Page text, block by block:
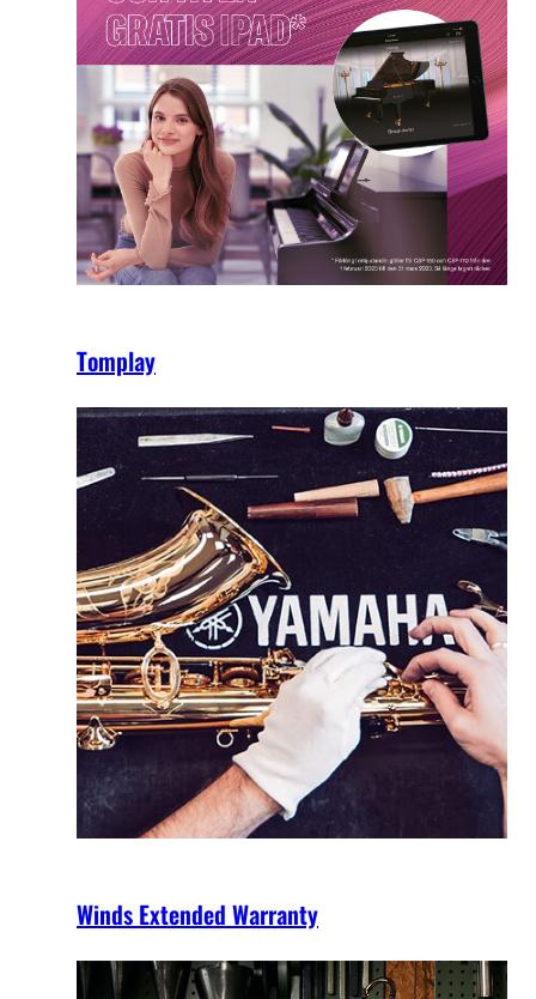
Tomplay
Winds Extended Warranty